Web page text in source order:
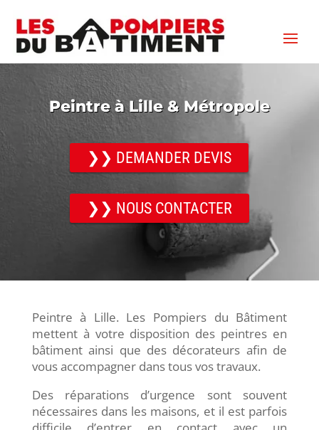
Peintre à Lille & Métropole
❯❯ DEMANDER DEVIS
❯❯ NOUS CONTACTER
Peintre à Lille. Les Pompiers du Bâtiment
mettent à votre disposition des peintres en
bâtiment ainsi que des décorateurs afin de
vous accompagner dans tous vos travaux.
Des réparations d’urgence sont souvent
nécessaires dans les maisons, et il est parfois